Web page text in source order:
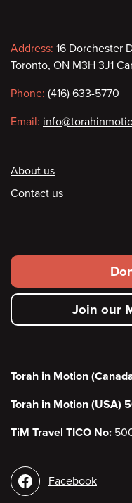
Contact
information
Address: 16 Dorchester
Toronto, ON M3H 3J1
Phone: (416) 633-5770
Email:
Footer
About us
Contact us
Footer
secondary
menu Join our
Torah in Motion
Torah in Motion (USA)
TiM Travel TICO No:
SocialFacebook